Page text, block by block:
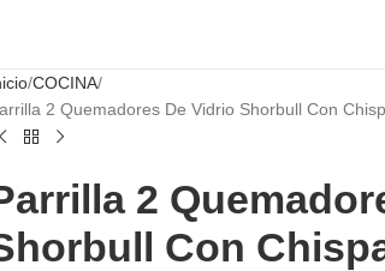
COCINA
2 Quemadores De Vidrio Shorbull Con
2
Con